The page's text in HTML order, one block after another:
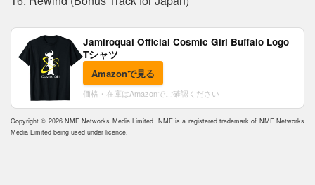
Jamiroquai Official Cosmic Girl Buffalo Logo
Tシャツ
Amazonで見る
価格・在庫はAmazonでご確認ください
Copyright © 2026 NME Networks Media Limited. NME is a registered trademark of NME Networks
Media Limited being used under licence.